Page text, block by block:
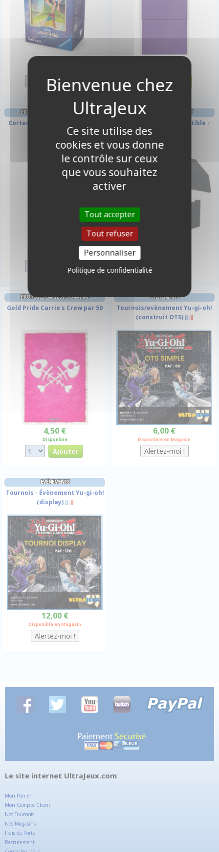
PROTÈGES CARTES FORMAT JAP
Cortex - 60 Japanese Sleeves -
Vert (Gloss)
DECK BOX ET RANGEMENT
Dungeon S 550+ Convertible -
PROTÈGES CARTES FORMAT JAP
Gold Pride Carrie's Crew par 50
4,50 €
Disponible
EVÉNEMENTS
Tournois/evènement Yu-gi-oh!
(construit OTS)
6,00 €
Disponible en Magasin
EVÉNEMENTS
Tournois - Évènement Yu-gi-oh!
(display)
12,00 €
Disponible en Magasin
Le site internet UltraJeux.com
Mon Panier
Mon Compte Client
Nos Tournois
Nos Magasins
Frais de Ports
Recrutement
Ce site utilise des
cookies et vous donne
le contrôle sur ceux
que vous souhaitez
activer
Tout accepter
Tout refuser
Personnaliser
Politique de confidentialité